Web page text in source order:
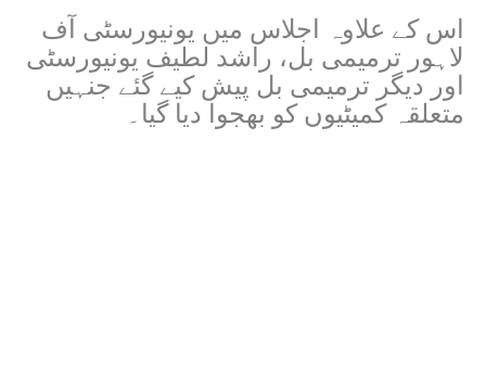
اس کے علاوہ اجلاس میں یونیورسٹی آف
لاہور ترمیمی بل، راشد لطیف یونیورسٹی
اور دیگر ترمیمی بل پیش کیے گئے جنہیں
متعلقہ کمیٹیوں کو بھجوا دیا گیا۔